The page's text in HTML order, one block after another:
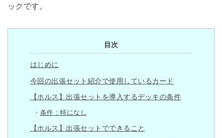
ックです。
目次
はじめに
今回の出張セット紹介で使用しているカード
【ホルス】出張セットを導入するデッキの条件
条件：特になし
【ホルス】出張セットでできること